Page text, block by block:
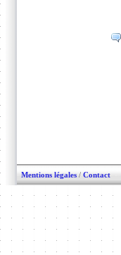
Mentions légales / Contact